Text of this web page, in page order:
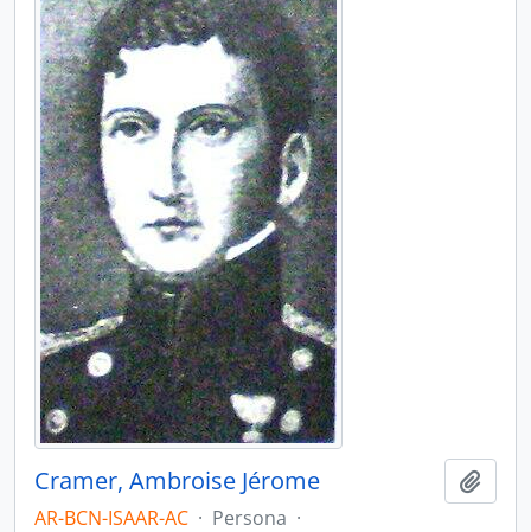
Cramer, Ambroise Jérome
AR-BCN-ISAAR-AC · Persona ·